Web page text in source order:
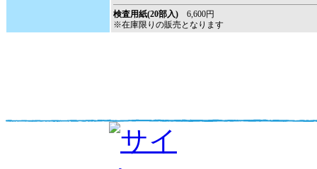
検査用紙(20部入) 6,600円
※在庫限りの販売となります